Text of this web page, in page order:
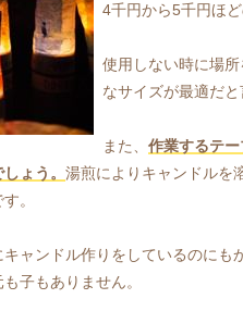
4千円から5千円ほど
使用しない時に場
なサイズが最適だと
また、 作業するテ
ょう。 湯煎によりキャンドルを
。
ャンドル作りをしているのにも
子もありません。